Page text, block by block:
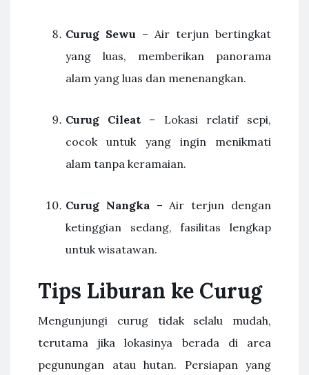
Curug Sewu – Air terjun bertingkat
yang luas, memberikan panorama
alam yang luas dan menenangkan.
Curug Cileat – Lokasi relatif sepi,
cocok untuk yang ingin menikmati
alam tanpa keramaian.
Curug Nangka– Air terjun dengan
ketinggian sedang, fasilitas lengkap
untuk wisatawan.
Tips Liburan ke Curug
Mengunjungi curug tidak selalu mudah,
terutama jika lokasinya berada di area
pegunungan atau hutan. Persiapan yang